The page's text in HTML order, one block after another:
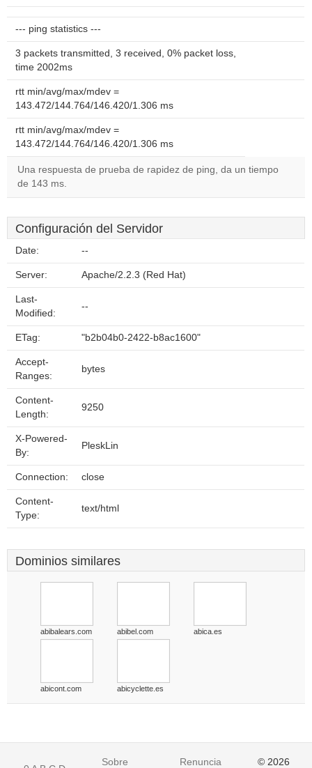
--- ping statistics ---
3 packets transmitted, 3 received, 0% packet loss,
time 2002ms
rtt min/avg/max/mdev =
143.472/144.764/146.420/1.306 ms
rtt min/avg/max/mdev =
143.472/144.764/146.420/1.306 ms
Una respuesta de prueba de rapidez de ping, da un tiempo
de 143 ms.
Configuración del Servidor
Date: --
Server: Apache/2.2.3 (Red Hat)
Last-
Modified:
--
ETag: "b2b04b0-2422-b8ac1600"
Accept-
Ranges:
bytes
Content-
Length:
9250
X-Powered-
By:
PleskLin
Connection: close
Content-
Type:
text/html
Dominios similares
abibalears.com abibel.com abica.es
abicont.com abicyclette.es
Sobre Renuncia © 2026